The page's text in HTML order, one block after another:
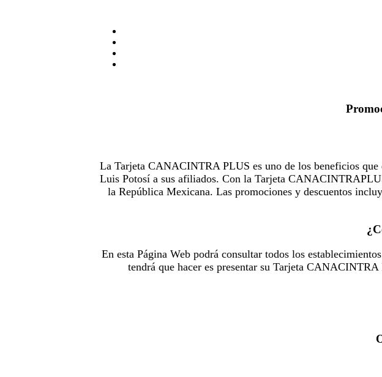
La Tarjeta CANACINTRA PLUS es uno de los beneficios
Luis Potosí a sus afiliados. Con la Tarjeta
la República Mexicana. Las promociones y descuentos
En esta Página Web podrá consultar todos los
tendrá que hacer es presentar su Tarjeta